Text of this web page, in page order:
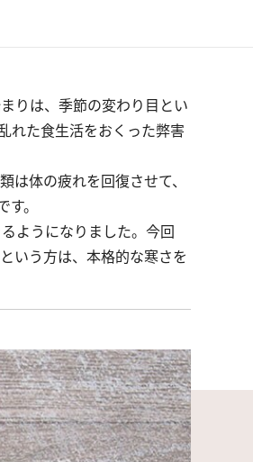
りは、季節の変わり目とい
れた食生活をおくった弊害
体の疲れを回復させて、
。
ようになりました。今回
いう方は、本格的な寒さを